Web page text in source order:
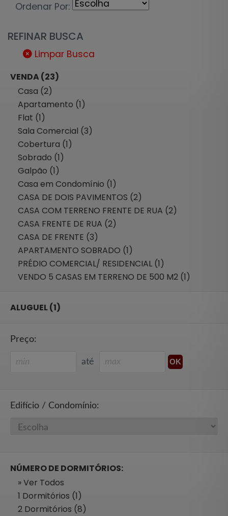
Ordenar Por:
REFINAR BUSCA
Limpar Busca
VENDA (23)
Casa (2)
Apartamento (1)
Flat (1)
Sala Comercial (3)
Cobertura (1)
Sobrado (1)
Galpão (1)
Casa em Condomínio (1)
CASA DE DOIS PAVIMENTOS (2)
CASA COM TERRENO FRENTE DE RUA (2)
CASA FRENTE DE RUA (2)
CASA DE FRENTE (3)
APARTAMENTO SOBRADO (1)
PRÉDIO COMERCIAL/ RESIDENCIAL (1)
VENDO 5 CASAS EM TERRENO DE 500 M2 (1)
ALUGUEL (1)
Preço:
até
Edifício / Condomínio:
NÚMERO DE DORMITÓRIOS:
» Ver Todos
1 Dormitórios (1)
2 Dormitórios (8)